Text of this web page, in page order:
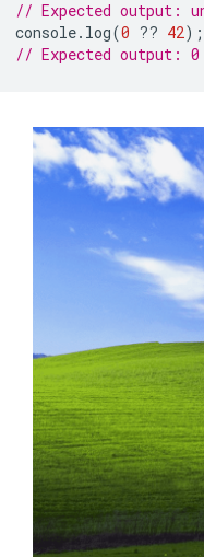
// Expected output:
console. log(0 ?? 42);
// Expected output: 0